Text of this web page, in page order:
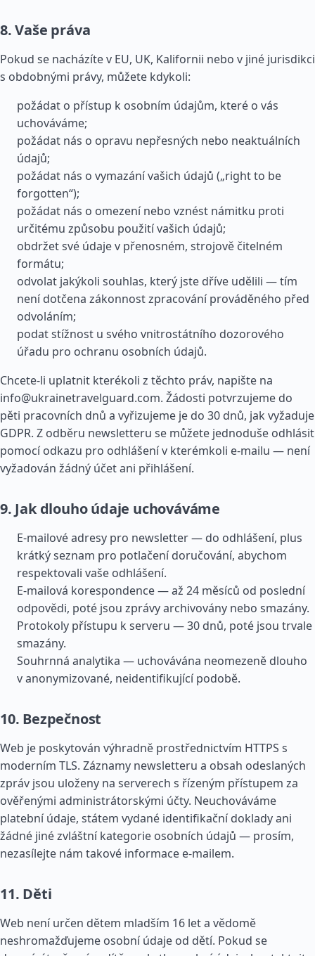
8. Vaše práva
Pokud se nacházíte v EU, UK, Kalifornii nebo v jiné jurisdikci
s obdobnými právy, můžete kdykoli:
požádat o přístup k osobním údajům, které o vás
uchováváme;
požádat nás o opravu nepřesných nebo neaktuálních
údajů;
požádat nás o vymazání vašich údajů („right to be
forgotten“);
požádat nás o omezení nebo vznést námitku proti
určitému způsobu použití vašich údajů;
obdržet své údaje v přenosném, strojově čitelném
formátu;
odvolat jakýkoli souhlas, který jste dříve udělili — tím
není dotčena zákonnost zpracování prováděného před
odvoláním;
podat stížnost u svého vnitrostátního dozorového
úřadu pro ochranu osobních údajů.
Chcete-li uplatnit kterékoli z těchto práv, napište na
info@ukrainetravelguard.com. Žádosti potvrzujeme do
pěti pracovních dnů a vyřizujeme je do 30 dnů, jak vyžaduje
GDPR. Z odběru newsletteru se můžete jednoduše odhlásit
pomocí odkazu pro odhlášení v kterémkoli e-mailu — není
vyžadován žádný účet ani přihlášení.
9. Jak dlouho údaje uchováváme
E-mailové adresy pro newsletter — do odhlášení, plus
krátký seznam pro potlačení doručování, abychom
respektovali vaše odhlášení.
E-mailová korespondence — až 24 měsíců od poslední
odpovědi, poté jsou zprávy archivovány nebo smazány.
Protokoly přístupu k serveru — 30 dnů, poté jsou trvale
smazány.
Souhrnná analytika — uchovávána neomezeně dlouho
v anonymizované, neidentifikující podobě.
10. Bezpečnost
Web je poskytován výhradně prostřednictvím HTTPS s
moderním TLS. Záznamy newsletteru a obsah odeslaných
zpráv jsou uloženy na serverech s řízeným přístupem za
ověřenými administrátorskými účty. Neuchováváme
platební údaje, státem vydané identifikační doklady ani
žádné jiné zvláštní kategorie osobních údajů — prosím,
nezasílejte nám takové informace e-mailem.
11. Děti
Web není určen dětem mladším 16 let a vědomě
neshromažďujeme osobní údaje od dětí. Pokud se